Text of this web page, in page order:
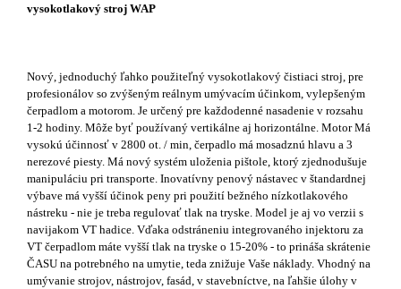
vysokotlakový stroj WAP
Nový, jednoduchý ľahko použiteľný vysokotlakový čistiaci stroj, pre
profesionálov so zvýšeným reálnym umývacím účinkom, vylepšeným
čerpadlom a motorom. Je určený pre každodenné nasadenie v rozsahu
1-2 hodiny. Môže byť používaný vertikálne aj horizontálne. Motor Má
vysokú účinnosť v 2800 ot. / min, čerpadlo má mosadznú hlavu a 3
nerezové piesty. Má nový systém uloženia pištole, ktorý zjednodušuje
manipuláciu pri transporte. Inovatívny penový nástavec v štandardnej
výbave má vyšší účinok peny pri použití bežného nízkotlakového
nástreku - nie je treba regulovať tlak na tryske. Model je aj vo verzii s
navijakom VT hadice. Vďaka odstráneniu integrovaného injektoru za
VT čerpadlom máte vyšší tlak na tryske o 15-20% - to prináša skrátenie
ČASU na potrebného na umytie, teda znižuje Vaše náklady. Vhodný na
umývanie strojov, nástrojov, fasád, v stavebníctve, na ľahšie úlohy v